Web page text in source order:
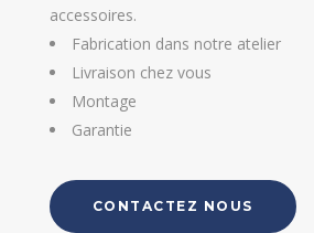
accessoires.
Fabrication dans notre atelier
Livraison chez vous
Montage
Garantie
CONTACTEZ NOUS